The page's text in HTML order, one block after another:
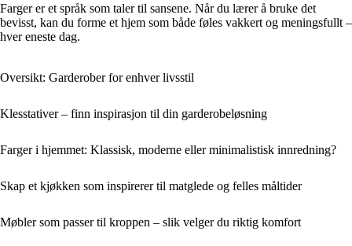
Farger er et språk som taler til sansene. Når du lærer å bruke det
bevisst, kan du forme et hjem som både føles vakkert og meningsfullt –
hver eneste dag.
Oversikt: Garderober for enhver livsstil
Klesstativer – finn inspirasjon til din garderobeløsning
Farger i hjemmet: Klassisk, moderne eller minimalistisk innredning?
Skap et kjøkken som inspirerer til matglede og felles måltider
Møbler som passer til kroppen – slik velger du riktig komfort